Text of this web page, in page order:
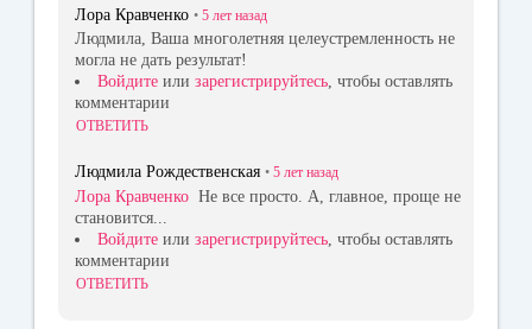
Лора Кравченко • 5 лет назад
Людмила, Ваша многолетняя целеустремленность не
могла не дать результат!
Войдите или зарегистрируйтесь, чтобы оставлять
комментарии
ОТВЕТИТЬ
Людмила Рождественская • 5 лет назад
Лора Кравченко Не все просто. А, главное, проще не
становится...
Войдите или зарегистрируйтесь , чтобы оставлять
комментарии
ОТВЕТИТЬ